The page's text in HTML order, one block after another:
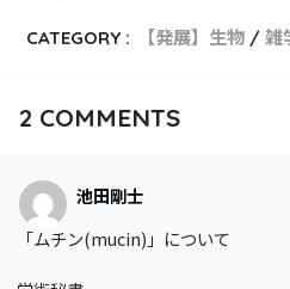
CATEGORY : 【発展】生物 雑
2 COMMENTS
池田剛士
「ムチン(mucin)」について